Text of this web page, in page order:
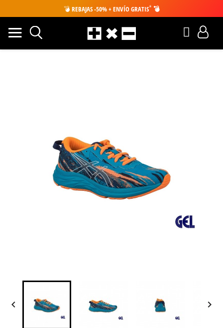
💣 REBAJAS -50% + ENVÍO GRATIS* 💣
 